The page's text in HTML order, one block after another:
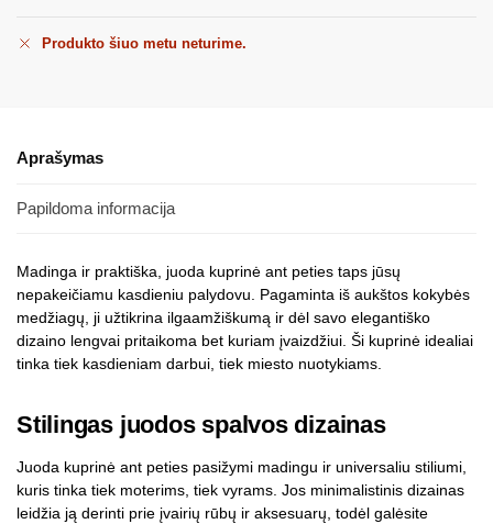
Produkto šiuo metu neturime.
Aprašymas
Papildoma informacija
Madinga ir praktiška, juoda kuprinė ant peties taps jūsų
nepakeičiamu kasdieniu palydovu. Pagaminta iš aukštos kokybės
medžiagų, ji užtikrina ilgaamžiškumą ir dėl savo elegantiško
dizaino lengvai pritaikoma bet kuriam įvaizdžiui. Ši kuprinė idealiai
tinka tiek kasdieniam darbui, tiek miesto nuotykiams.
Stilingas juodos spalvos dizainas
Juoda kuprinė ant peties pasižymi madingu ir universaliu stiliumi,
kuris tinka tiek moterims, tiek vyrams. Jos minimalistinis dizainas
leidžia ją derinti prie įvairių rūbų ir aksesuarų, todėl galėsite